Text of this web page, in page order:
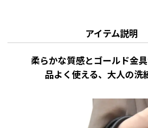
アイテム説明
柔らかな質感とゴールド金
品よく使える、大人の洗